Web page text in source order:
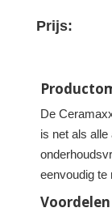
Prijs:
De
is net als
eenvoudig te